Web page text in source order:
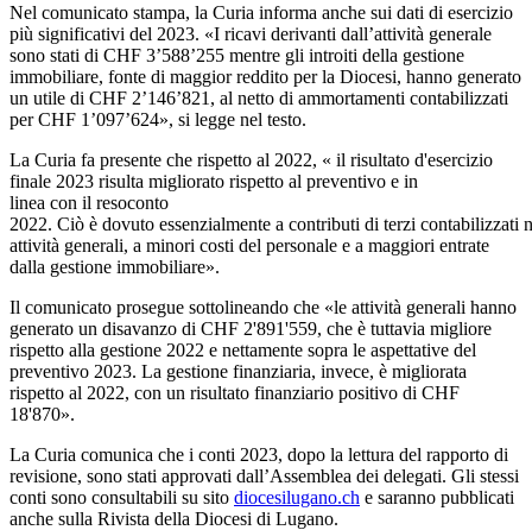
Nel comunicato stampa, la Curia informa anche sui dati di esercizio
più significativi del 2023. «I ricavi derivanti dall’attività generale
sono stati di CHF 3’588’255 mentre gli introiti della gestione
immobiliare, fonte di maggior reddito per la Diocesi, hanno generato
un utile di CHF 2’146’821, al netto di ammortamenti contabilizzati
per CHF 1’097’624», si legge nel testo.
La Curia fa presente che rispetto al 2022, « il risultato d'esercizio
finale 2023 risulta migliorato rispetto al preventivo e in
linea con il resoconto
2022. Ciò è dovuto essenzialmente a contributi di terzi contabilizzati
attività generali, a minori costi del personale e a maggiori entrate
dalla gestione immobiliare».
Il comunicato prosegue sottolineando che «le attività generali hanno
generato un disavanzo di CHF 2'891'559, che è tuttavia migliore
rispetto alla gestione 2022 e nettamente sopra le aspettative del
preventivo 2023. La gestione finanziaria, invece, è migliorata
rispetto al 2022, con un risultato finanziario positivo di CHF
18'870».
La Curia comunica che i conti 2023, dopo la lettura del rapporto di
revisione, sono stati approvati dall’Assemblea dei delegati. Gli stessi
conti sono consultabili su sito diocesilugano.ch e saranno pubblicati
anche sulla Rivista della Diocesi di Lugano.